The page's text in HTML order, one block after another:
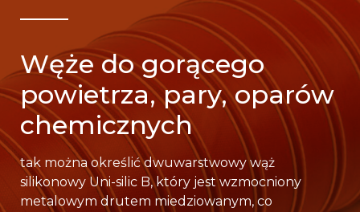
Węże do gorącego
powietrza, pary, oparów
chemicznych
tak można określić dwuwarstwowy wąż
silikonowy Uni-silic B, który jest wzmocniony
metalowym drutem miedziowanym, co